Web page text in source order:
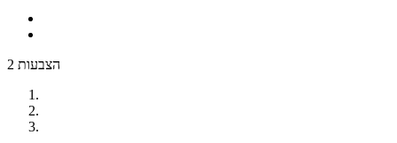
2 הצבעות